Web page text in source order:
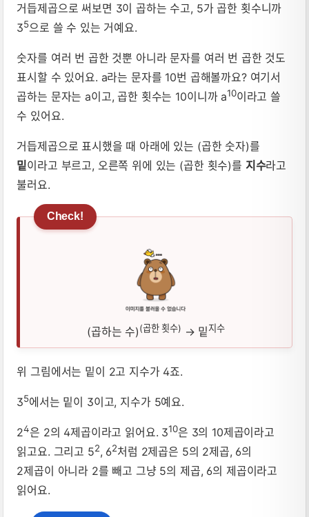
거듭제곱으로 써보면 3이 곱하는 수고, 5가 곱한 횟수니까
35으로 쓸 수 있는 거예요.
숫자를 여러 번 곱한 것뿐 아니라 문자를 여러 번 곱한 것도
표시할 수 있어요. a라는 문자를 10번 곱해볼까요? 여기서
곱하는 문자는 a이고, 곱한 횟수는 10이니까 a10이라고 쓸
수 있어요.
거듭제곱으로 표시했을 때 아래에 있는 (곱한 숫자)를
밑이라고 부르고, 오른쪽 위에 있는 (곱한 횟수)를 지수라고
불러요.
(곱하는 수)(곱한 횟수) → 밑지수
위 그림에서는 밑이 2고 지수가 4죠.
35에서는 밑이 3이고, 지수가 5예요.
24은 2의 4제곱이라고 읽어요. 310은 3의 10제곱이라고
읽고요. 그리고 52, 62처럼 2제곱은 5의 2제곱, 6의
2제곱이 아니라 2를 빼고 그냥 5의 제곱, 6의 제곱이라고
읽어요.